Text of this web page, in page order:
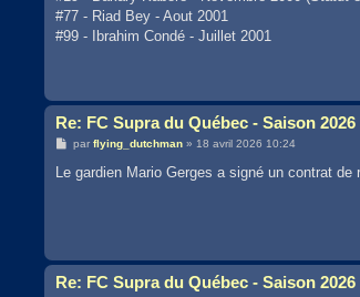
#77 - Riad Bey - Aout 2001
#99 - Ibrahim Condé - Juillet 2001
Re: FC Supra du Québec - Saison 2026
M
s
parflying_dutchman » 18 avril 2026 10:24
Le gardien Mario Gerges a signé un contrat
Re: FC Supra du Québec - Saison 2026